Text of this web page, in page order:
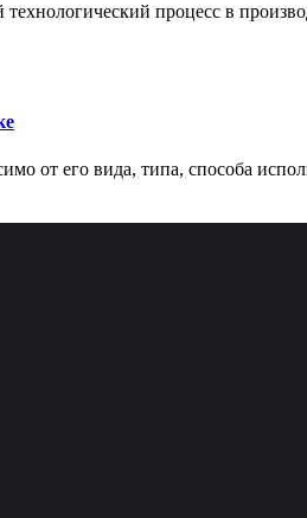
процесс в
от его вида, типа, способа